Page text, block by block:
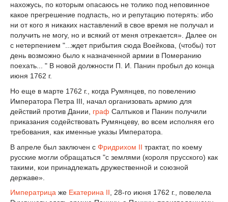
нахожусь, по которым опасаюсь не толико под неповинное
какое прегрешение подпасть, но и репутацию потерять: ибо
ни от кого я никаких наставлений в свое время не получал и
получить не могу, но и всякий от меня отрекается». Далее он
с нетерпением "...ждет прибытия сюда Воейкова, (чтобы) тот
день возможно было к назначенной армии в Померанию
поехать... " В новой должности П. И. Панин пробыл до конца
июня 1762 г.
Но еще в марте 1762 г., когда Румянцев, по повелению
Императора Петра III, начал организовать армию для
действий против Дании, граф Салтыков и Панин получили
приказания содействовать Румянцеву, во всем исполняя его
требования, как именные указы Императора.
В апреле был заключен с Фридрихом II трактат, по коему
русские могли обращаться "с землями (короля прусского) как
такими, кои принадлежать дружественной и союзной
державе».
Императрица же Екатерина II, 28-го июня 1762 г., повелела